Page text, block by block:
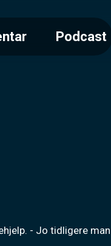
Podcast
- Jo tidligere